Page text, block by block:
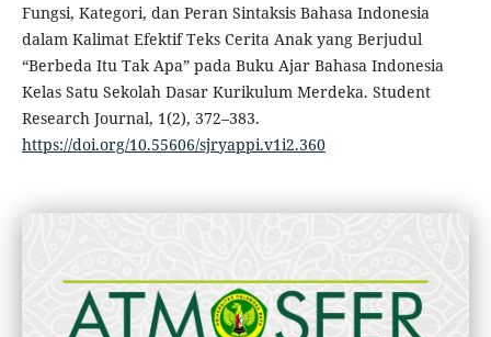
Fungsi, Kategori, dan Peran Sintaksis Bahasa Indonesia
dalam Kalimat Efektif Teks Cerita Anak yang Berjudul
“Berbeda Itu Tak Apa” pada Buku Ajar Bahasa Indonesia
Kelas Satu Sekolah Dasar Kurikulum Merdeka. Student
Research Journal, 1(2), 372–383.
https://doi.org/10.55606/sjryappi.v1i2.360